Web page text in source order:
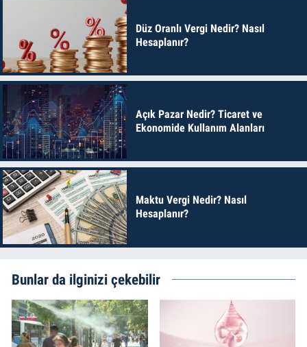
Düz Oranlı Vergi Nedir? Nasıl
Hesaplanır?
Açık Pazar Nedir? Ticaret ve
Ekonomide Kullanım Alanları
Maktu Vergi Nedir? Nasıl
Hesaplanır?
Bunlar da ilginizi çekebilir